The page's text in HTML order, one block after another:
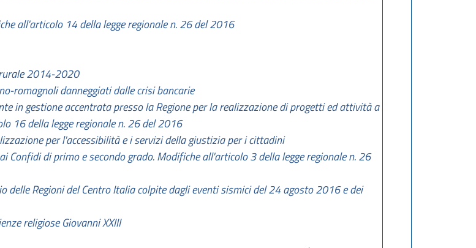
all'articolo 14 della legge regionale n. 26 del 2016
2014-2020
romagnoli danneggiati dalle crisi bancarie
in gestione accentrata presso la Regione per la realizzazione di progetti ed attività a
16 della legge regionale n. 26 del 2016
per l'accessibilità e i servizi della giustizia per i cittadini
di primo e secondo grado. Modifiche all'articolo 3 della legge regionale n. 26
Regioni del Centro Italia colpite dagli eventi sismici del 24 agosto 2016 e dei
religiose Giovanni XXIII